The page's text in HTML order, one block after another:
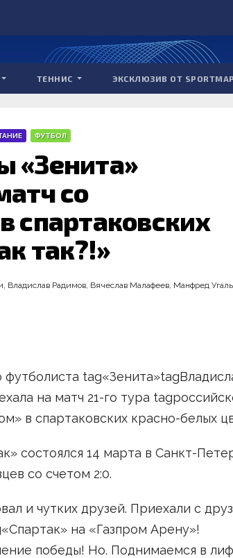
ТЕННИС ЭКСКЛЮЗИВ ОТ
ФУТБОЛ
«Зенита»
со
спартаковских
так?!»
, Владислав Радимов, Вячеслав Малафеев, Манфред
на матч 21-го тура
в спартаковских красно-белых
состоялся 14 марта в Санкт-
со счетом 2:0.
и чутких друзей. Приехали с
на «Газпром Арену»!
победы! Но. Поднимаемся в